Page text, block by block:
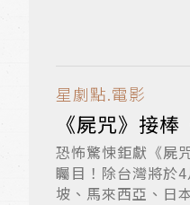
星劇點.電影
《屍咒》接
恐怖驚悚鉅獻《屍
矚目！除台灣將於
坡、馬來西亞、日